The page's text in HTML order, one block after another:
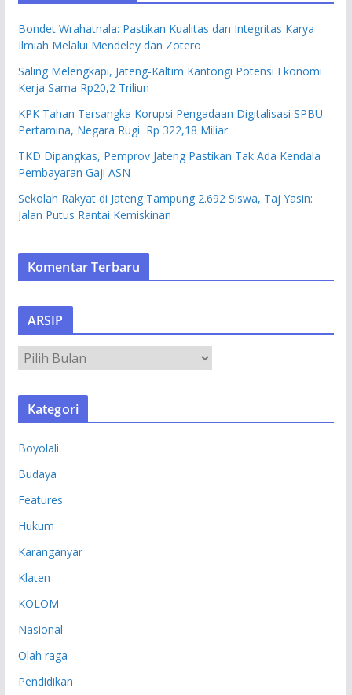
Bondet Wrahatnala: Pastikan Kualitas dan Integritas Karya
Ilmiah Melalui Mendeley dan Zotero
Saling Melengkapi, Jateng-Kaltim Kantongi Potensi Ekonomi
Kerja Sama Rp20,2 Triliun
KPK Tahan Tersangka Korupsi Pengadaan Digitalisasi SPBU
Pertamina, Negara Rugi Rp 322,18 Miliar
TKD Dipangkas, Pemprov Jateng Pastikan Tak Ada Kendala
Pembayaran Gaji ASN
Sekolah Rakyat di Jateng Tampung 2.692 Siswa, Taj Yasin:
Jalan Putus Rantai Kemiskinan
Komentar Terbaru
ARSIP
S
Kategori
Boyolali
Budaya
Features
Hukum
Karanganyar
Klaten
KOLOM
Nasional
Olah raga
Pendidikan